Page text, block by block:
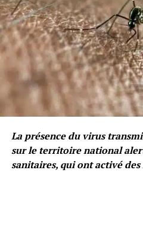
La présence du virus
sur le territoire national
sanitaires, qui ont activé des